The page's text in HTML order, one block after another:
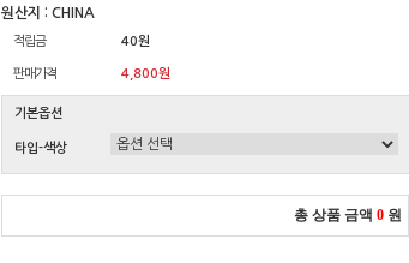
원산지 : CHINA
적립금 40원
판매가격 4,800원
기본옵션
타입-색상
총 상품 금액 0 원